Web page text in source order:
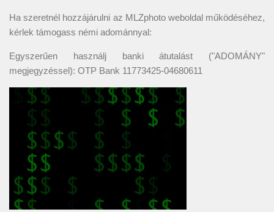
Ha szeretnél hozzájárulni az MLZphoto weboldal működéséhez,
kérlek támogass némi adománnyal:
Egyszerűen használj banki átutalást ("ADOMÁNY"
megjegyzéssel): OTP Bank 11773425-04680611